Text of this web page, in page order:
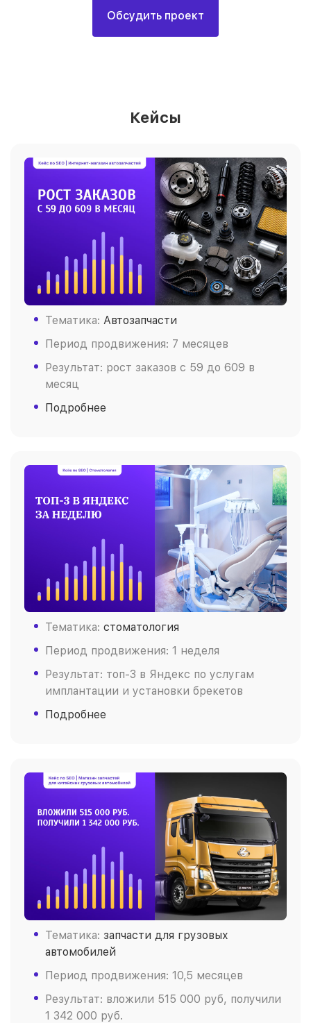
Обсудить проект
Кейсы
Тематика: Автозапчасти
Период продвижения: 7 месяцев
Результат: рост заказов c 59 до 609 в
месяц
Подробнее
Тематика: стоматология
Период продвижения: 1 неделя
Результат: топ-3 в Яндекс по услугам
имплантации и установки брекетов
Подробнее
Тематика: запчасти для грузовых
автомобилей
Период продвижения: 10,5 месяцев
Результат: вложили 515 000 руб, получили
1 342 000 руб.